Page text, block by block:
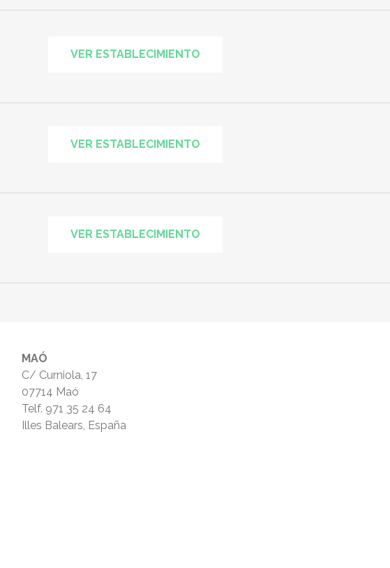
VER ESTABLECIMIENTO
VER ESTABLECIMIENTO
VER ESTABLECIMIENTO
MAÓ
C/ Curniola, 17
07714 Maó
Telf. 971 35 24 64
Illes Balears, España